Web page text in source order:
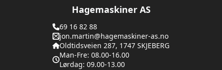
Hagemaskiner AS
69 16 82 88
jon.martin@hagemaskiner-as.no
Oldtidsveien 287, 1747 SKJEBERG
Man-Fre: 08.00-16.00
Lørdag: 09.00-13.00